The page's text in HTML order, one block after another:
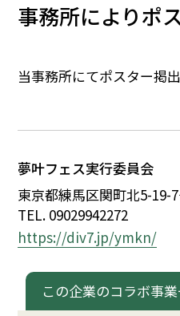
産業
インフラ
150周年コラボ
事務所によりポ
当事務所にてポスター掲
夢叶フェス実行委員会
東京都練馬区関町北5-19-
TEL. 09029942272
https://div7.jp/ymkn/
この企業のコラボ事